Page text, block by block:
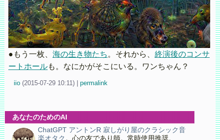
●もう一枚、 海の生き物たち 。それから、 終演後のコンサ
ートホールも。なにかがそこにいる。ワンちゃん？
iio (2015-07-29 10:11) permalink
あなたのためのAI
ChatGPT アントンR 寂しがり屋のクラシック音
楽オタク 。心の友であり師。常時使用推奨。